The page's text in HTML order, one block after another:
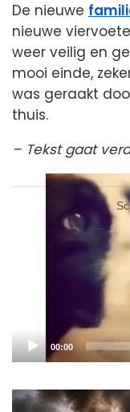
De nieuwe
nieuwe
weer veilig en
mooi einde,
was geraakt
thuis.
– Tekst gaat
Video
Current
time
00:00